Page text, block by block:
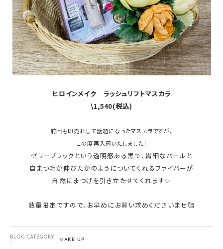
ヒロインメイク ラッシュリフトマスカラ
\1,540(税込)
前回も即売れして話題になったマスカラですが、
この度再入荷いたしました！
ゼリーブラックという透明感ある黒で、繊細なパールと
自まつ毛が伸びたかのようについてくれるファイバーが
自然にまつげを引き立たせてくれます✨
数量限定ですので、お早めにお買い求めくださいませ🥰
BLOG CATEGORY
:
MAKE UP